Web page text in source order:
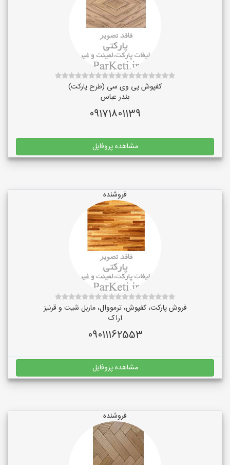
کفپوش پی وی سی (طرح پارکت)
بندر عباس
09171801139
مشاهده پروفایل
فروشنده
فروش پارکت، کفپوش، ترمووال، ماربل شیت و قرنیز
اراک
09011162553
مشاهده پروفایل
فروشنده